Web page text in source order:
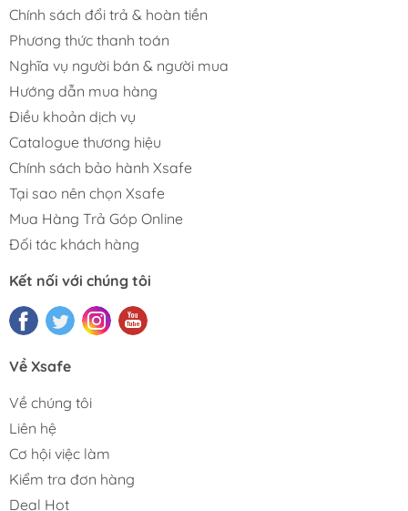
Chính sách đổi trả & hoàn tiền
Phương thức thanh toán
Nghĩa vụ người bán & người mua
Hướng dẫn mua hàng
Điều khoản dịch vụ
Catalogue thương hiệu
Chính sách bảo hành Xsafe
Tại sao nên chọn Xsafe
Mua Hàng Trả Góp Online
Đối tác khách hàng
Kết nối với chúng tôi
Về Xsafe
Về chúng tôi
Liên hệ
Cơ hội việc làm
Kiểm tra đơn hàng
Deal Hot